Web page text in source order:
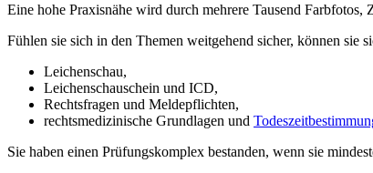
Eine hohe Praxisnähe wird durch mehrere Tausend Farbfotos,
Fühlen sie sich in den Themen weitgehend sicher, können sie
Leichenschau,
Leichenschauschein und ICD,
Rechtsfragen und Meldepflichten,
rechtsmedizinische Grundlagen und
Sie haben einen Prüfungskomplex bestanden, wenn sie